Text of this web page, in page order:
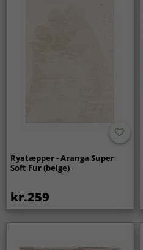
Ryatæpper - Aranga Super
Soft Fur (beige)
kr.259